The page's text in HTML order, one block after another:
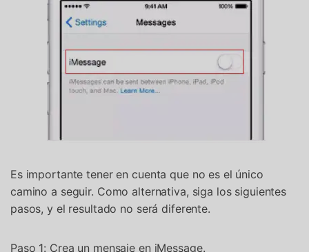
Es importante tener en cuenta que no es el único
camino a seguir. Como alternativa, siga los siguientes
pasos, y el resultado no será diferente.
Paso 1: Crea un mensaje en iMessage.